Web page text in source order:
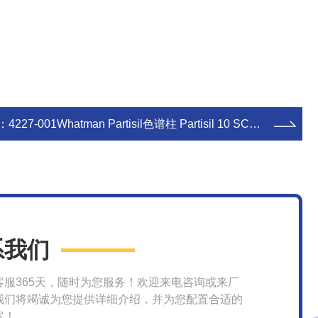
4227-001Whatman Partisil色谱柱 Partisil 10 SCX 4.6 x 250 mm
们
服365天，随时为您服务！欢迎来电咨询或来厂
们将竭诚为您提供详细介绍，并为您配置合适的